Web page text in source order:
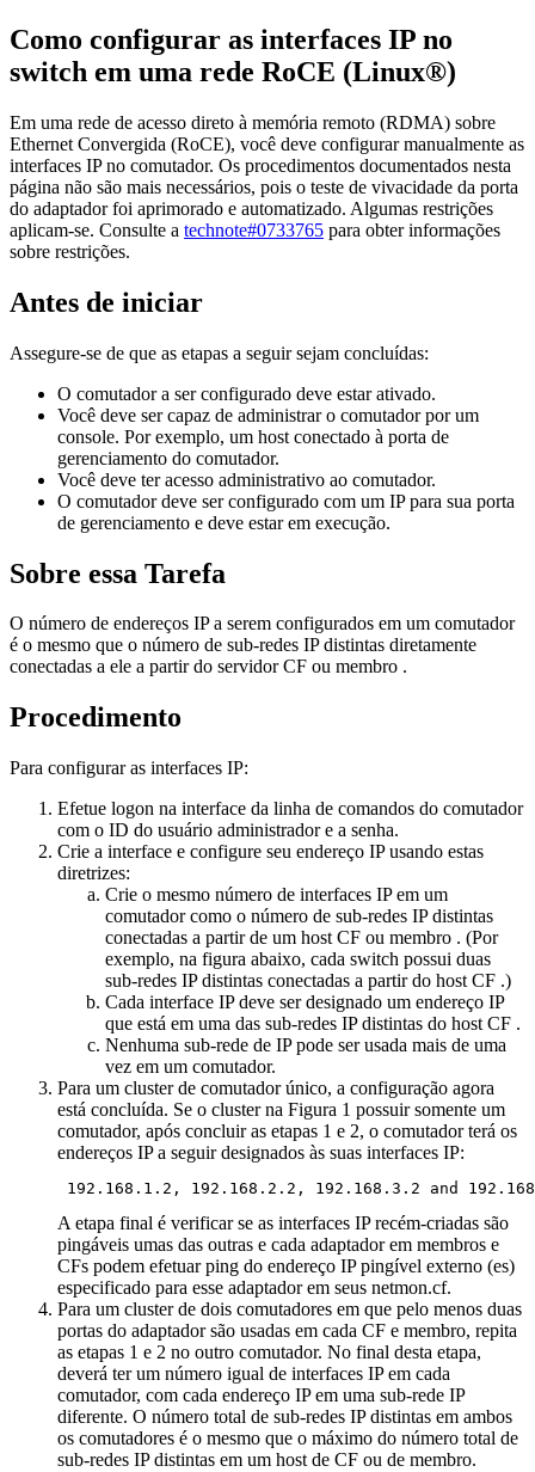
Como configurar as interfaces IP no
switch em uma rede RoCE (Linux®)
Em uma rede de acesso direto à memória remoto (RDMA) sobre
Ethernet Convergida (RoCE), você deve configurar manualmente as
interfaces IP no comutador. Os procedimentos documentados nesta
página não são mais necessários, pois o teste de vivacidade da porta
do adaptador foi aprimorado e automatizado. Algumas restrições
aplicam-se. Consulte a technote#0733765 para obter informações
sobre restrições.
Antes de iniciar
Assegure-se de que as etapas a seguir sejam concluídas:
O comutador a ser configurado deve estar ativado.
Você deve ser capaz de administrar o comutador por um
console. Por exemplo, um host conectado à porta de
gerenciamento do comutador.
Você deve ter acesso administrativo ao comutador.
O comutador deve ser configurado com um IP para sua porta
de gerenciamento e deve estar em execução.
Sobre essa Tarefa
O número de endereços IP a serem configurados em um comutador
é o mesmo que o número de sub-redes IP distintas diretamente
conectadas a ele a partir do servidorCF ou membro .
Procedimento
Para configurar as interfaces IP:
Efetue logon na interface da linha de comandos do comutador
com o ID do usuário administrador e a senha.
Crie a interface e configure seu endereço IP usando estas
diretrizes:
Crie o mesmo número de interfaces IP em um
comutador como o número de sub-redes IP distintas
conectadas a partir de um host CF ou membro . (Por
exemplo, na figura abaixo, cada switch possui duas
sub-redes IP distintas conectadas a partir do host CF .)
Cada interface IP deve ser designado um endereço IP
que está em uma das sub-redes IP distintas do host CF .
Nenhuma sub-rede de IP pode ser usada mais de uma
vez em um comutador.
Para um cluster de comutador único, a configuração agora
está concluída. Se o cluster na Figura 1 possuir somente um
comutador, após concluir as etapas 1 e 2, o comutador terá os
endereços IP a seguir designados às suas interfaces IP:
192.168.1.2, 192.168.2.2, 192.168.3.2 and
A etapa final é verificar se as interfaces IP recém-criadas são
pingáveis umas das outras e cada adaptador em membros e
CFs podem efetuar ping do endereço IP pingível externo (es)
especificado para esse adaptador em seus netmon.cf.
Para um cluster de dois comutadores em que pelo menos duas
portas do adaptador são usadas em cada CF e membro, repita
as etapas 1 e 2 no outro comutador. No final desta etapa,
deverá ter um número igual de interfaces IP em cada
comutador, com cada endereço IP em uma sub-rede IP
diferente. O número total de sub-redes IP distintas em ambos
os comutadores é o mesmo que o máximo do número total de
sub-redes IP distintas em um host de CF ou de membro.